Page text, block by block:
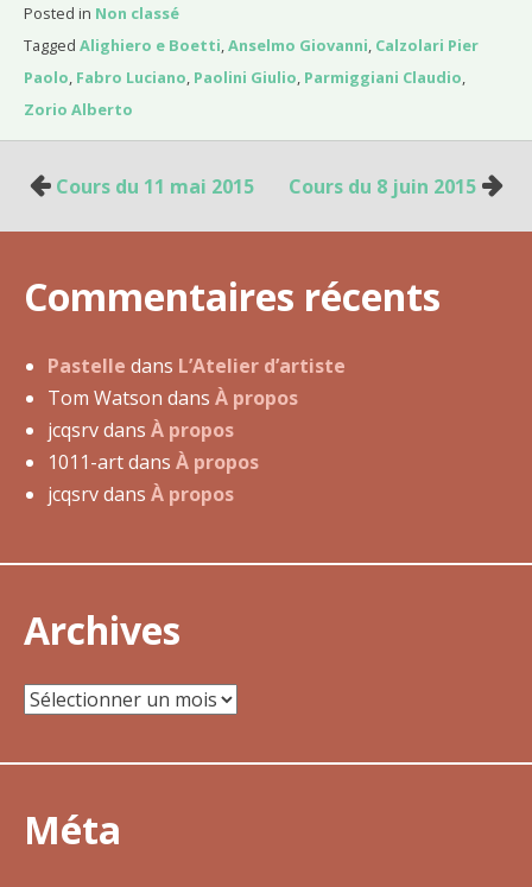
Posted in Non classé
Tagged Alighiero e Boetti,Anselmo Giovanni, Calzolari Pier
Paolo, Fabro Luciano, Paolini Giulio, Parmiggiani Claudio,
Zorio Alberto
N
a
v
i
a
t
i
o
n
e
’
a
r
t
i
l
e
Cours du 11 mai 2015 Cours du 8 juin 2015
Commentaires récents
Pastelle dans L’Atelier d’artiste
Tom Watson dans À propos
jcqsrvdans À propos
1011-artdans À propos
jcqsrvdans À propos
Archives
Archives
Méta